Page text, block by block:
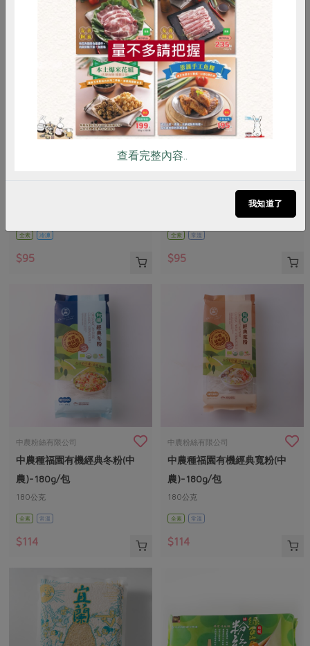
全素 冷凍
$95
樂弟食品有限公司
全素 常溫
$95
中農粉絲有限公司
中農種福園有機經典冬粉(中
農)-180g/包
180公克
全素 常溫
$114
中農粉絲有限公司
中農種福園有機經典寬粉(中
農)-180g/包
180公克
全素 常溫
$114
RPET 食譜 減硝酸鹽
雞蛋 食安 共同購買
查看完整內容..
我知道了